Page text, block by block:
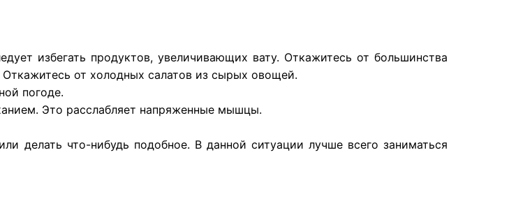
избегать продуктов, увеличивающих вату. Откажитесь от большинства
от холодных салатов из сырых овощей.
погоде.
Это расслабляет напряженные мышцы.
делать что-нибудь подобное. В данной ситуации лучше всего заниматься